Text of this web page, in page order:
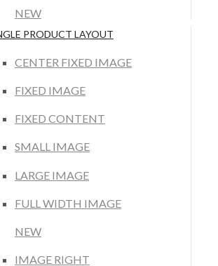
NEW
PRODUCT LAYOUT
CENTER FIXED IMAGE
FIXED IMAGE
FIXED CONTENT
SMALL IMAGE
LARGE IMAGE
FULL WIDTH IMAGE
NEW
IMAGE RIGHT